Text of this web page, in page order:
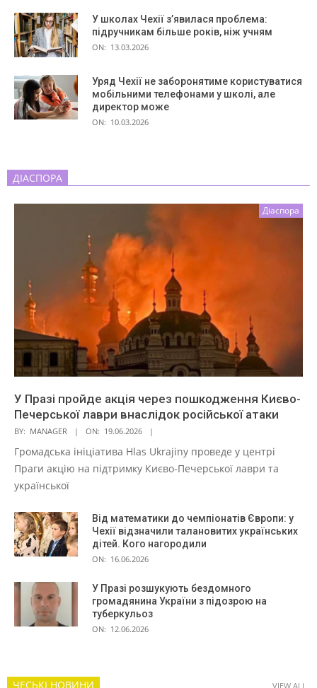
У школах Чехії з’явилася проблема:
підручникам більше років, ніж учням
ON: 13.03.2026
Уряд Чехії не заборонятиме користуватися
мобільними телефонами у школі, але
директор може
ON: 10.03.2026
ДІАСПОРА
Діаспора
У Празі пройде акція через пошкодження Києво-
Печерської лаври внаслідок російської атаки
BY: MANAGER ON: 19.06.2026
Громадська ініціатива Hlas Ukrajiny проведе у центрі
Праги акцію на підтримку Києво-Печерської лаври та
української
Від математики до чемпіонатів Європи: у
Чехії відзначили талановитих українських
дітей. Кого нагородили
ON: 16.06.2026
У Празі розшукують бездомного
громадянина України з підозрою на
туберкульоз
ON: 12.06.2026
ЧЕСЬКІ НОВИНИ VIEW ALL